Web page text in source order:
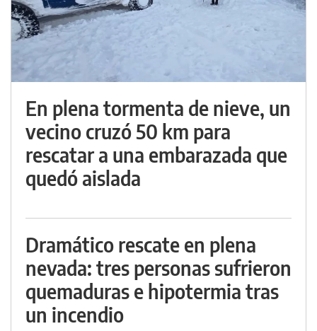
En plena tormenta de nieve, un
vecino cruzó 50 km para
rescatar a una embarazada que
quedó aislada
Dramático rescate en plena
nevada: tres personas sufrieron
quemaduras e hipotermia tras
un incendio